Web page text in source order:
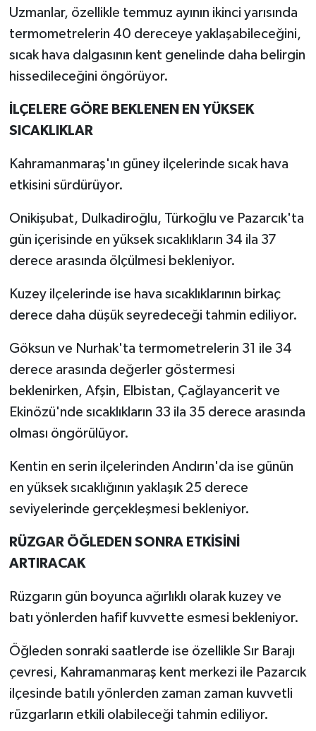
Uzmanlar, özellikle temmuz ayının ikinci yarısında
termometrelerin 40 dereceye yaklaşabileceğini,
sıcak hava dalgasının kent genelinde daha belirgin
hissedileceğini öngörüyor.
İLÇELERE GÖRE BEKLENEN EN YÜKSEK
SICAKLIKLAR
Kahramanmaraş'ın güney ilçelerinde sıcak hava
etkisini sürdürüyor.
Onikişubat, Dulkadiroğlu, Türkoğlu ve Pazarcık'ta
gün içerisinde en yüksek sıcaklıkların 34 ila 37
derece arasında ölçülmesi bekleniyor.
Kuzey ilçelerinde ise hava sıcaklıklarının birkaç
derece daha düşük seyredeceği tahmin ediliyor.
Göksun ve Nurhak'ta termometrelerin 31 ile 34
derece arasında değerler göstermesi
beklenirken, Afşin, Elbistan, Çağlayancerit ve
Ekinözü'nde sıcaklıkların 33 ila 35 derece arasında
olması öngörülüyor.
Kentin en serin ilçelerinden Andırın'da ise günün
en yüksek sıcaklığının yaklaşık 25 derece
seviyelerinde gerçekleşmesi bekleniyor.
RÜZGAR ÖĞLEDEN SONRA ETKİSİNİ
ARTIRACAK
Rüzgarın gün boyunca ağırlıklı olarak kuzey ve
batı yönlerden hafif kuvvette esmesi bekleniyor.
Öğleden sonraki saatlerde ise özellikle Sır Barajı
çevresi, Kahramanmaraş kent merkezi ile Pazarcık
ilçesinde batılı yönlerden zaman zaman kuvvetli
rüzgarların etkili olabileceği tahmin ediliyor.